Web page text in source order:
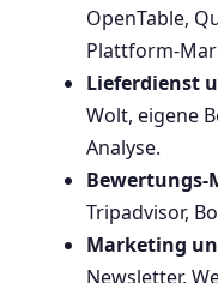
OpenTable,
Plattform-
Lieferdienst
Wolt, eigene
Analyse.
Bewertungs-
Tripadvisor,
Marketing
Newsletter,